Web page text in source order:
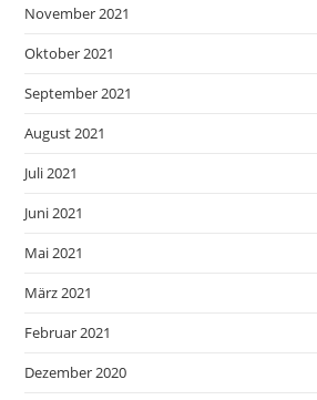
November 2021
Oktober 2021
September 2021
August 2021
Juli 2021
Juni 2021
Mai 2021
März 2021
Februar 2021
Dezember 2020